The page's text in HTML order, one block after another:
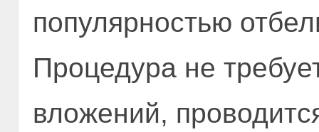
популярностью
Процедура не
вложений,